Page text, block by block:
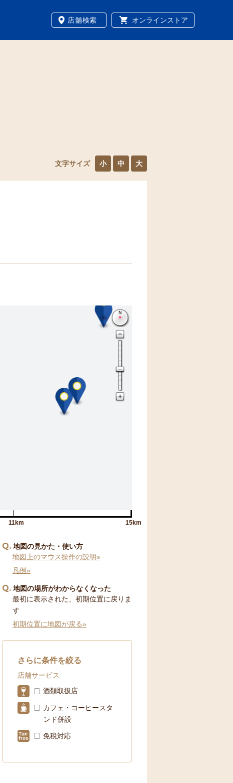
店舗検索 オンラインストア
文字サイズ 小 中 大
11km 15km
Q 地図の見かた・使い方
地図上のマウス操作の説明»
凡例»
Q 地図の場所がわからなくなった
最初に表示された、初期位置に戻りま
す
初期位置に地図が戻る»
さらに条件を絞る
店舗サービス
酒類取扱店
カフェ・コーヒースタ
ンド併設
免税対応